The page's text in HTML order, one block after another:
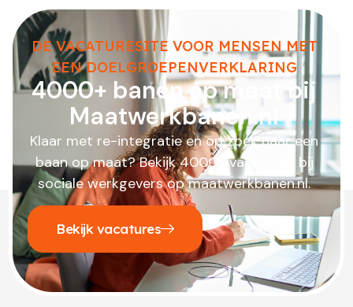
DE VACATURESITE VOOR MENSEN MET
EEN DOELGROEPENVERKLARING
4000+ banen op maat bij
Maatwerkbanen.nl
Klaar met re-integratie en op zoek naar een
baan op maat? Bekijk 4000+ vacatures bij
sociale werkgevers op maatwerkbanen.nl.
Bekijk vacatures